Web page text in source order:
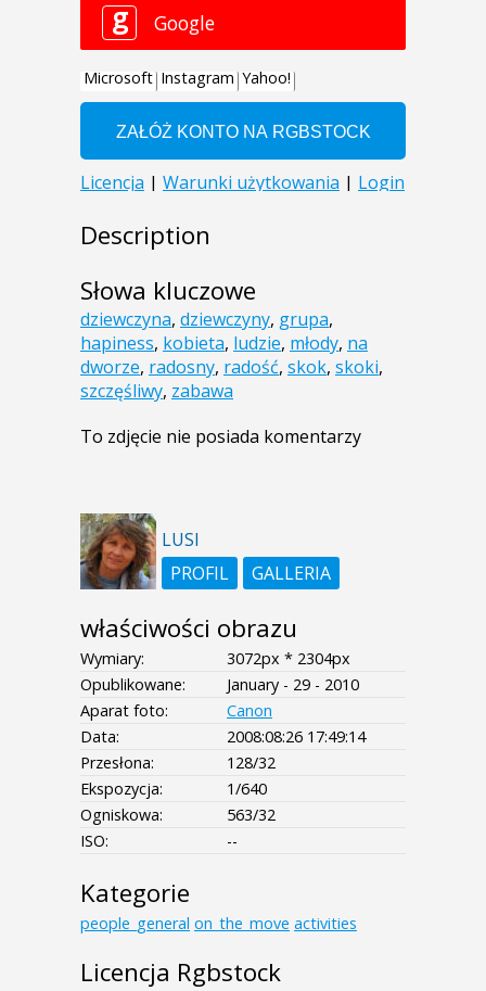
Description
Słowa kluczowe
dziewczyna, dziewczyny, grupa,
hapiness, kobieta, ludzie, młody, na
dworze, radosny, radość, skok, skoki,
szczęśliwy, zabawa
To zdjęcie nie posiada komentarzy
LUSI
PROFIL
GALLERIA
właściwości obrazu
Wymiary:
3072px * 2304px
Opublikowane:
January - 29 - 2010
Aparat foto:
Canon
Data:
2008:08:26 17:49:14
Przesłona:
128/32
Ekspozycja:
1/640
Ogniskowa:
563/32
ISO:
--
Kategorie
people_general on_the_move activities
Licencja Rgbstock